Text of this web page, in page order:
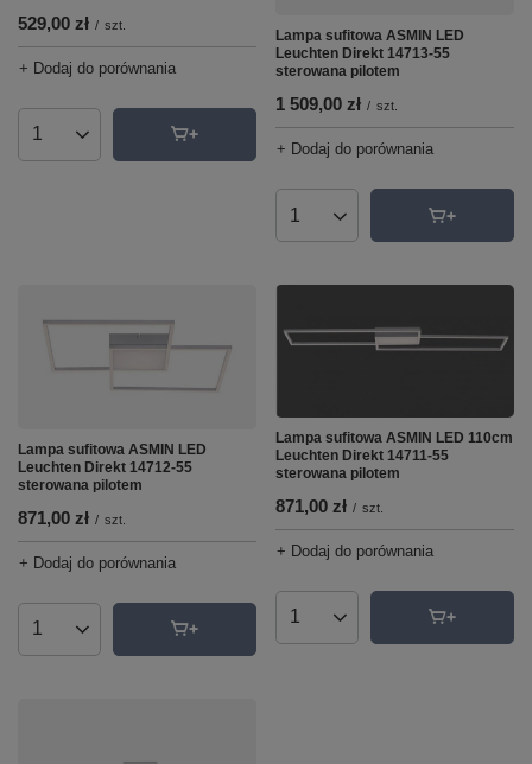
529,00 zł / szt.
+ Dodaj do porównania
Ilość produktów
Lampa sufitowa ASMIN LED
Leuchten Direkt 14713-55
sterowana pilotem
1 509,00 zł / szt.
+ Dodaj do porównania
Ilość produktów
Lampa sufitowa ASMIN LED
Leuchten Direkt 14712-55
sterowana pilotem
871,00 zł / szt.
+ Dodaj do porównania
Ilość produktów
Lampa sufitowa ASMIN LED 110cm
Leuchten Direkt 14711-55
sterowana pilotem
871,00 zł / szt.
+ Dodaj do porównania
Ilość produktów